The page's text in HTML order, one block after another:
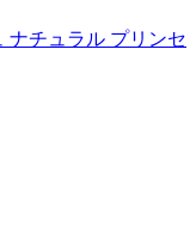
ナチュラル プリンセ